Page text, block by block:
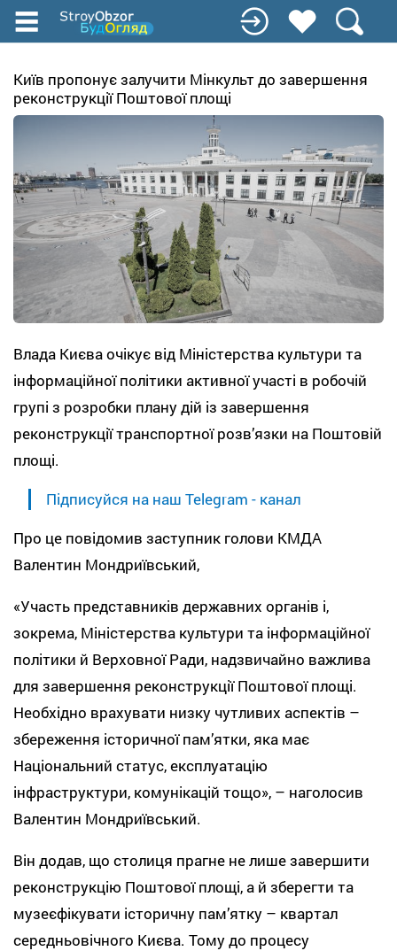
Перейти
содержанию
Київ пропонує залучити Мінкульт до завершення
реконструкції Поштової площі
Влада Києва очікує від Міністерства культури та
інформаційної політики активної участі в робочій
групі з розробки плану дій із завершення
реконструкції транспортної розв’язки на Поштовій
площі.
Підписуйся на наш Telegram - канал
Про це повідомив заступник голови КМДА
Валентин Мондриївський,
«Участь представників державних органів і,
зокрема, Міністерства культури та інформаційної
політики й Верховної Ради, надзвичайно важлива
для завершення реконструкції Поштової площі.
Необхідно врахувати низку чутливих аспектів –
збереження історичної пам’ятки, яка має
Національний статус, експлуатацію
інфраструктури, комунікацій тощо», – наголосив
Валентин Мондриївський.
Він додав, що столиця прагне не лише завершити
реконструкцію Поштової площі, а й зберегти та
музеєфікувати історичну пам’ятку – квартал
середньовічного Києва. Тому до процесу